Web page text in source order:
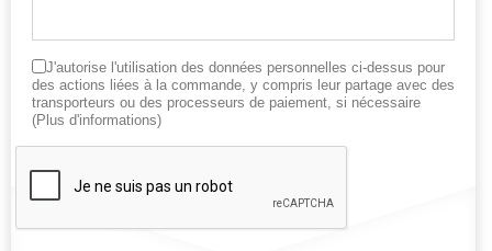
J'autorise l'utilisation des données personnelles ci-dessus pour
des actions liées à la commande, y compris leur partage avec des
transporteurs ou des processeurs de paiement, si nécessaire
(Plus d'informations)